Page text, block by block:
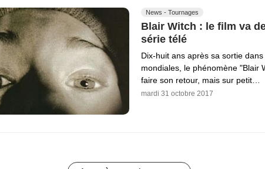
News - Tournages
Blair Witch : le film va
série télé
Dix-huit ans après sa sortie
mondiales, le phénomène "Blair
faire son retour, mais sur petit…
mardi 31 octobre 2017